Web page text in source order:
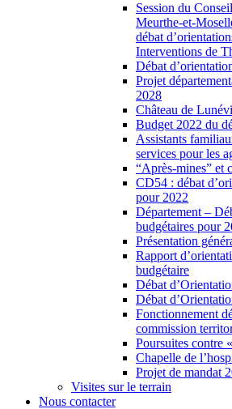
Session du
Meurthe-et-
débat
Interventions de
Débat
Projet
2028
Château de
Budget 2022 du
Assistants
services pour les
“Après-mines” et
CD54 : débat
pour 2022
Département –
budgétaires pour
Présentation
Rapport
budgétaire
Débat
Débat
Fonctionnement
commission
Poursuites contre
Chapelle de
Projet de mandat
Visites sur le terrain
Nous contacter